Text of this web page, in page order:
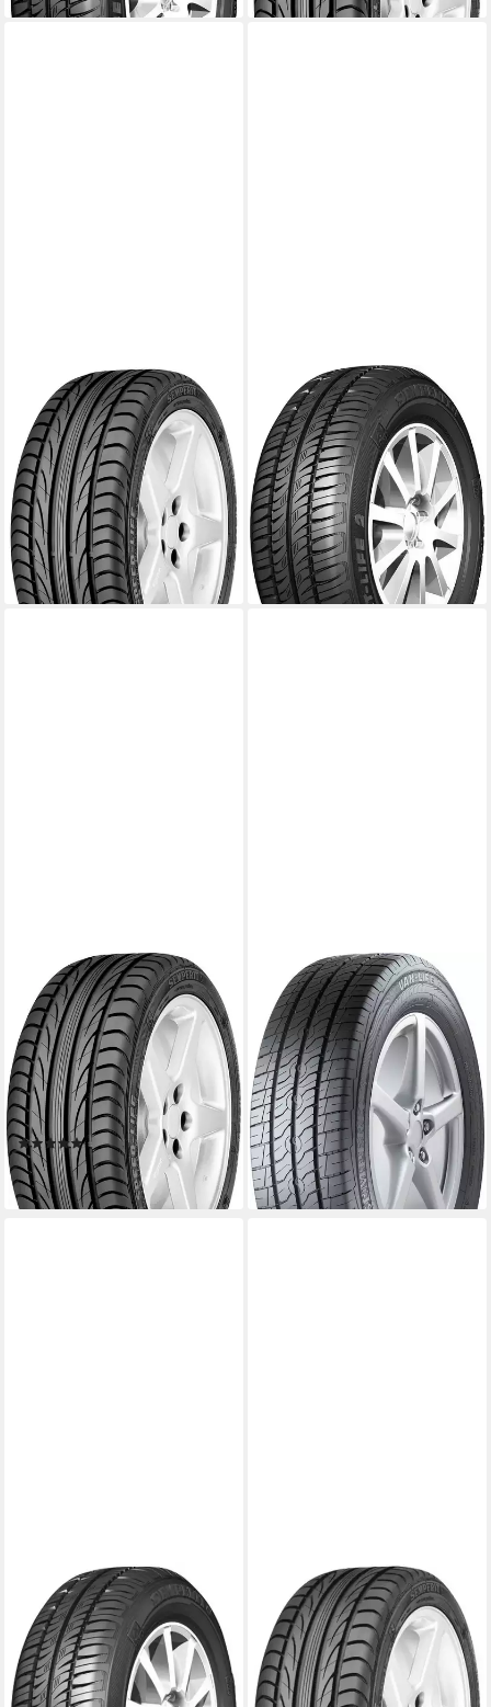
SEMPERIT
Sommerreifen Speed Life 3,
in verschiedenen
Ausführungen erhältlich
Kraftstoffeffizienz
Produktdatenblatt
Nasshaftung
Produktdatenblatt
184,99 €
lieferbar - in 4-5 Werktagen bei dir
SEMPERIT
SEMPERIT Sommerreifen
SEMPERIT, in verschiedenen
Ausführungen erhältlich
Kraftstoffeffizienz
Produktdatenblatt
Nasshaftung
Produktdatenblatt
ab 112,99 €
lieferbar - in 4-5 Werktagen bei dir
SEMPERIT
SEMPERIT Sommerreifen
SEMPERIT, in verschiedenen
Ausführungen erhältlich
Kraftstoffeffizienz
Produktdatenblatt
Nasshaftung
Produktdatenblatt
(1)
ab 98,99 €
lieferbar - in 4-5 Werktagen bei dir
SEMPERIT
SEMPERIT Sommerreifen
SEMPERIT, in verschiedenen
Ausführungen erhältlich
Kraftstoffeffizienz
Produktdatenblatt
Nasshaftung
Produktdatenblatt
ab 182,99 €
lieferbar - in 4-5 Werktagen bei dir
SEMPERIT
Sommerreifen COMFORT
LIFE 2, in verschiedenen
Ausführungen erhältlich
Kraftstoffeffizienz
Produktdatenblatt
SEMPERIT
Sommerreifen SPEED-LIFE 3,
in verschiedenen
Ausführungen erhältlich
Kraftstoffeffizienz
Produktdatenblatt